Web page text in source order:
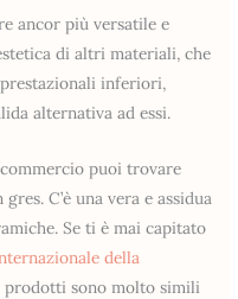
ancor più versatile e
di altri materiali, che
inferiori,
alternativa ad essi.
puoi trovare
C’è una vera e assidua
Se ti è mai capitato
della
prodotti sono molto simili